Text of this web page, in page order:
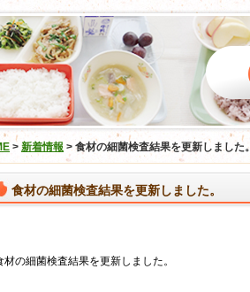
> 新着情報 > 食材の細菌検査結果を更新しました。
食材の細菌検査結果を更新しました。
材の細菌検査結果を更新しました。